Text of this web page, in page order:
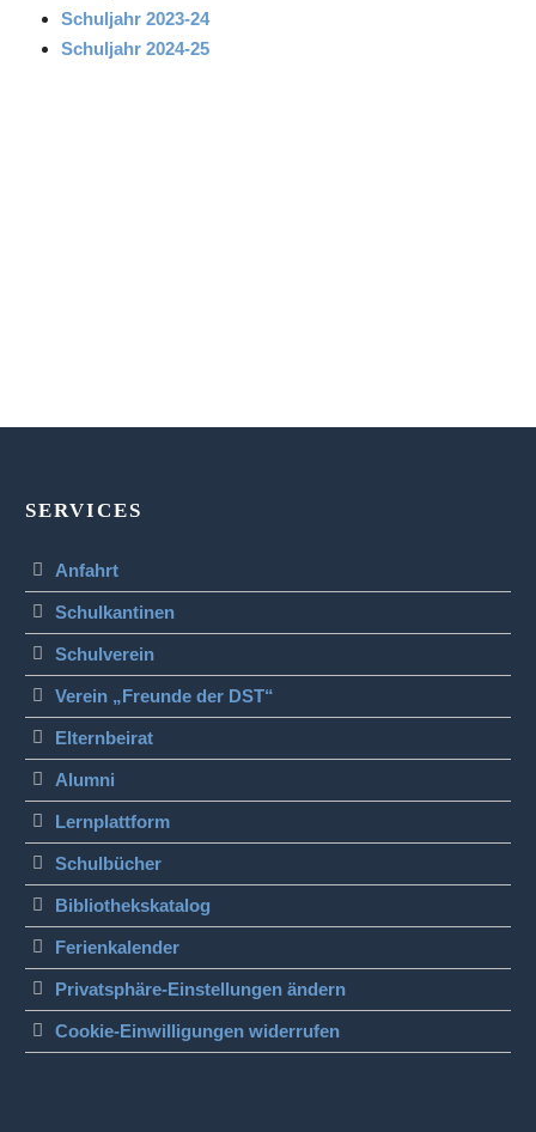
Schuljahr 2023-24
Schuljahr 2024-25
SERVICES
Anfahrt
Schulkantinen
Schulverein
Verein „Freunde der DST“
Elternbeirat
Alumni
Lernplattform
Schulbücher
Bibliothekskatalog
Ferienkalender
Privatsphäre-Einstellungen ändern
Cookie-Einwilligungen widerrufen